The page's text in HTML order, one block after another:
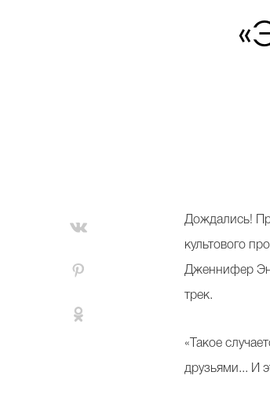
Дождались!
культового
Дженнифер
трек.
«Такое
друзьями... И